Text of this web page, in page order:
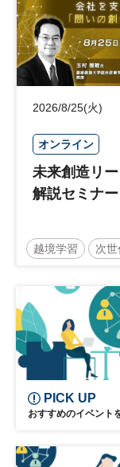
2026/8/25(火)
オンライン
未来創造リ
解説セミナー
越境学習 次
PICK UP
おすすめのイベント